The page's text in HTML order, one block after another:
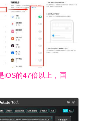
iOS的47倍以上，国